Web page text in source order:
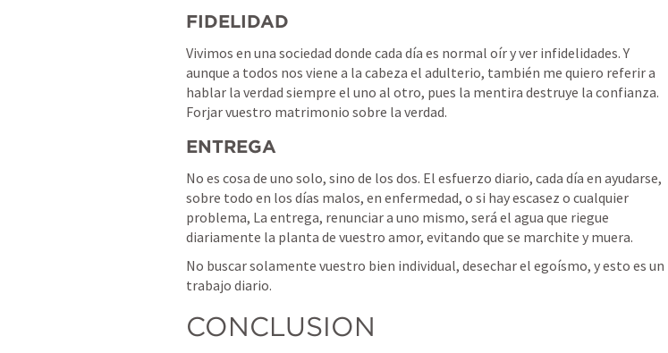
FIDELIDAD
Vivimos en una sociedad donde cada día es normal oír y ver infidelidades. Y
aunque a todos nos viene a la cabeza el adulterio, también me quiero referir a
hablar la verdad siempre el uno al otro, pues la mentira destruye la confianza.
Forjar vuestro matrimonio sobre la verdad.
ENTREGA
No es cosa de uno solo, sino de los dos. El esfuerzo diario, cada día en ayudarse,
sobre todo en los días malos, en enfermedad, o si hay escasez o cualquier
problema, La entrega, renunciar a uno mismo, será el agua que riegue
diariamente la planta de vuestro amor, evitando que se marchite y muera.
No buscar solamente vuestro bien individual, desechar el egoísmo, y esto es un
trabajo diario.
CONCLUSION